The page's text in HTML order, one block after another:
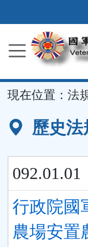
到
要
容
區
現在位置： 法
歷史法
092.01.01
行政院國
農場安置